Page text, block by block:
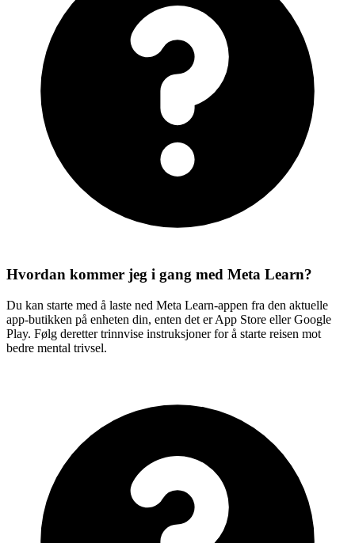
Hvordan kommer jeg i gang med Meta Learn?
Du kan starte med å laste ned Meta Learn-appen fra den aktuelle
app-butikken på enheten din, enten det er App Store eller Google
Play. Følg deretter trinnvise instruksjoner for å starte reisen mot
bedre mental trivsel.